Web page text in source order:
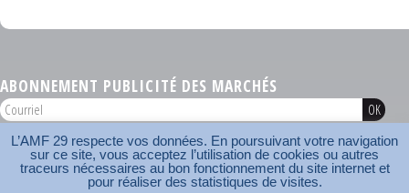
ABONNEMENT PUBLICITÉ DES MARCHÉS
AMF 29 © 2026
Plan du site Nos coordonnées Mentions légales
Contact
Carrefour des communes
AMF
L’AMF 29 respecte vos données. En poursuivant votre navigation
sur ce site, vous acceptez l’utilisation de cookies ou autres
traceurs nécessaires au bon fonctionnement du site internet et
pour réaliser des statistiques de visites.